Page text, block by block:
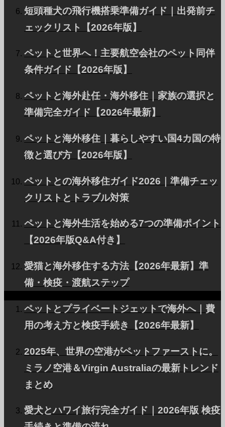
短頭種犬の飛行機搭乗準備ガイド｜出発前チ
ェックリスト【2026年版】
ペットと世界へ！主要航空会社のペット同伴
条件ガイド【2026年版】
ペットと海外赴任・海外移住｜家族の選択と
準備完全ガイド【2026年最新】
ペットと海外移住｜暮らしやすい国4カ国の特
徴と選び方【2026年版】
ペットとの海外移住ガイド2026｜準備チェッ
クリストとトラブル対策
ペットと海外生活を始める7つの準備ポイント
【2026年版Q&A付き】
愛猫と海外移住する方法【2026年最新】準
備・検疫・渡航ステップ
ペットとプライベートジェットで海外へ｜費
用の考え方と検疫手続き【2026年最新】
2025年、世界の空港がペットファーストに。
ミラノ空港＆Virgin Australiaの最新トレンド
まとめ
愛犬とハワイ旅行完全ガイド｜2026年版 検疫
1
このWEBサイトは自然エネルギー
私たちのサービスと理念を紹介します。
Blog
海外移住や海外旅行についての情報を発信
Pricing Plans
ニーズに合わせたプランをご用意。